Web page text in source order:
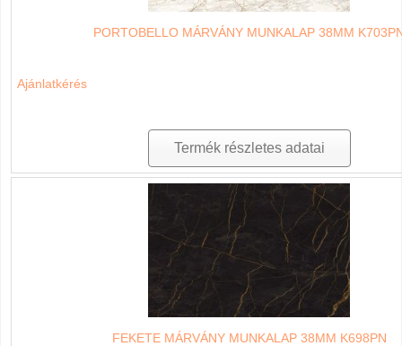
PORTOBELLO MÁRVÁNY MUNKALAP 38MM
Ajánlatkérés
Termék részletes adatai
FEKETE MÁRVÁNY MUNKALAP 38MM K698PN